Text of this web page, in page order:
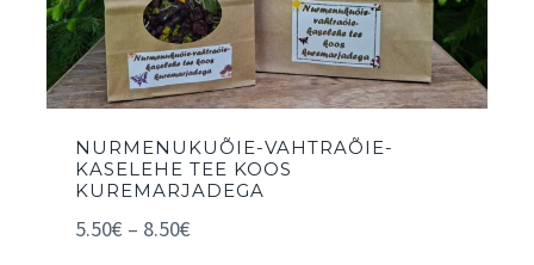
NURMENUKUÕIE-VAHTRAÕIE-
KASELEHE TEE KOOS
KUREMARJADEGA
5.50€ – 8.50€